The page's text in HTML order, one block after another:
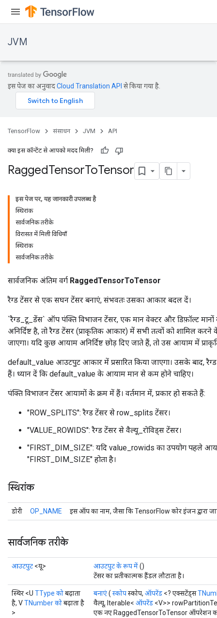
JVM
इस पेज का अनुवादCloud Translation API से किया गया है.
TensorFlow संसाधन JVM API
क्या इस कॉन्टेंट से आपको मदद मिली?
RaggedTensorToTensor
इस पेज पर, यह जानकारी उपलब्ध है
स्थिरांक
सार्वजनिक तरीके
विरासत में मिली विधियाँ
स्थिरांक
सार्वजनिक तरीके
सार्वजनिक अंतिम वर्ग RaggedTensorToTensor
रैग्ड टेंसर से एक सघन टेंसर बनाएं, संभवतः उसका आकार बदल दें।
`रैग्ड_टू_डेंस` ऑप पंक्ति विभाजन टेंसर, एक मान वेक्टर और डिफ़ॉल्ट
अनिर्दिष्ट है, तो रैग्ड टेंसर (प्राकृतिक आकार) में सभी तत्वों को शामिल
जाएगा। यदि कुछ आयाम अनिर्दिष्ट छोड़ दिए जाते हैं, तो उस आयाम में
default_value आउटपुट आकार में प्रसारित किया जाएगा। उसके बाद,
हैं। ध्यान दें कि default_value के आयाम मान से कम होने चाहिए।
पंक्ति विभाजन टेंसर आयामों के क्रम में हैं। वर्तमान में, प्रकार हो सकते हैं:
"ROW_SPLITS": रैग्ड टेंसर से row_splits टेंसर।
"VALUE_ROWIDS": रैग्ड टेंसर से वैल्यू_रोविड्स टेंसर।
"FIRST_DIM_SIZE": यदि value_rowids का उपयोग पहले
"FIRST_DIM_SIZE" होता है।
स्थिरांक
डोरी OP_NAME इस ऑप का नाम, जैसा कि TensorFlow कोर इंजन द्वारा
सार्वजनिक तरीके
आउटपुट <यू> आउटपुट के रूप में()
टेंसर का प्रतीकात्मक हैंडल लौटाता है।
स्थिर <U TType कोबढ़ाता
है, VTNumber कोबढ़ाता है
>
बनाएं( स्कोपस्कोप, ऑपरेंड <? एक्सटेंड्स
वैल्यू, Iterable< ऑपरेंड <V>>
एक नए RaggedTensorToTensor ऑपरेशन